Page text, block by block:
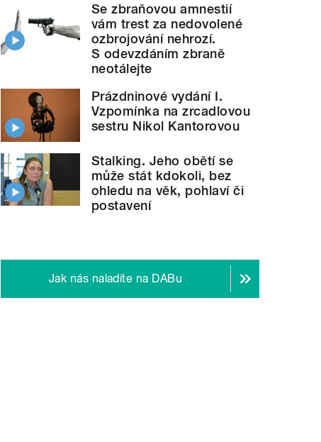
Se zbraňovou amnestií
vám trest za nedovolené
ozbrojování nehrozí.
S odevzdáním zbraně
neotálejte
Prázdninové vydání I.
Vzpomínka na zrcadlovou
sestru Nikol Kantorovou
Stalking. Jeho obětí se
může stát kdokoli, bez
ohledu na věk, pohlaví či
postavení
Jak nás naladíte na DABu